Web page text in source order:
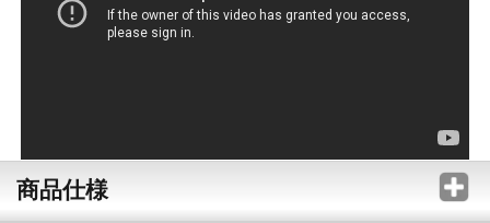
商品仕様